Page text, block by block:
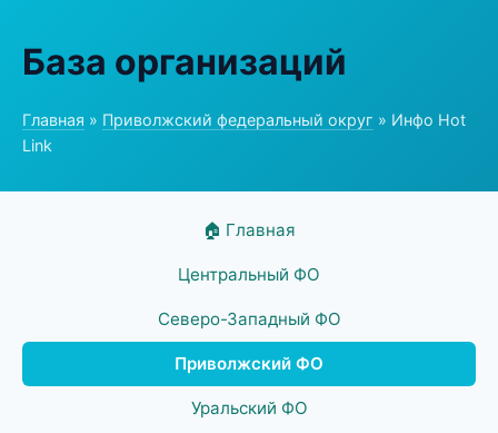
База организаций
Главная » Приволжский федеральный округ » Инфо Hot
Link
🏠 Главная
Центральный ФО
Северо-Западный ФО
Приволжский ФО
Уральский ФО